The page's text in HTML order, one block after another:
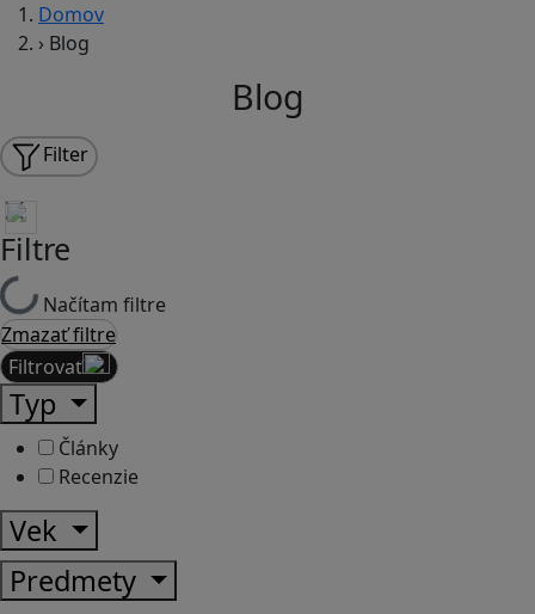
Domov
› Blog
Blog
Filter
Filtre
Načítam filtre
Zmazať filtre
Filtrovať
Typ
Články
Recenzie
Vek
Predmety